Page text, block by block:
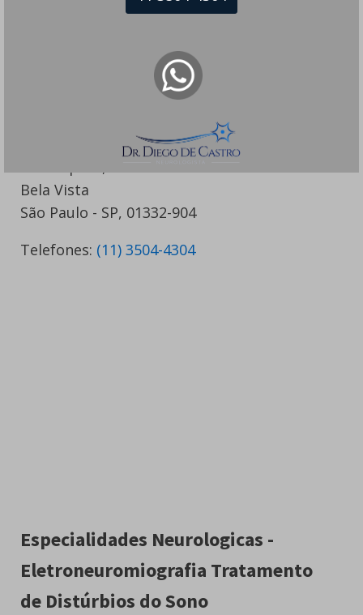
Tratamento de Problemas do Sono
e Diagnóstico de Distúrbios do
Bela Vista
São Paulo - SP, 01332-904
Telefones: (11) 3504-4304
Especialidades Neurologicas -
Eletroneuromiografia Tratamento
de Distúrbios do Sono